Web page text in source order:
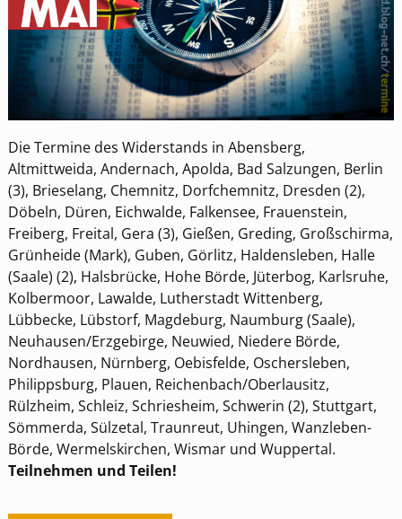
Die Termine des Widerstands in Abensberg,
Altmittweida, Andernach, Apolda, Bad Salzungen, Berlin
(3), Brieselang, Chemnitz, Dorfchemnitz, Dresden (2),
Döbeln, Düren, Eichwalde, Falkensee, Frauenstein,
Freiberg, Freital, Gera (3), Gießen, Greding, Großschirma,
Grünheide (Mark), Guben, Görlitz, Haldensleben, Halle
(Saale) (2), Halsbrücke, Hohe Börde, Jüterbog, Karlsruhe,
Kolbermoor, Lawalde, Lutherstadt Wittenberg,
Lübbecke, Lübstorf, Magdeburg, Naumburg (Saale),
Neuhausen/Erzgebirge, Neuwied, Niedere Börde,
Nordhausen, Nürnberg, Oebisfelde, Oschersleben,
Philippsburg, Plauen, Reichenbach/Oberlausitz,
Rülzheim, Schleiz, Schriesheim, Schwerin (2), Stuttgart,
Sömmerda, Sülzetal, Traunreut, Uhingen, Wanzleben-
Börde, Wermelskirchen, Wismar und Wuppertal.
Teilnehmen und Teilen!